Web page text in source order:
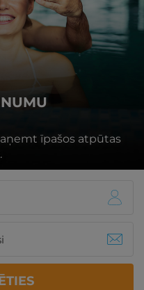
īpašos atpūtas